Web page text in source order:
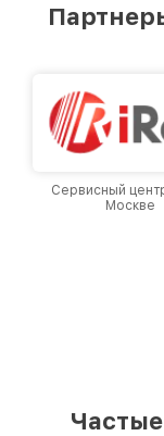
лучшим
Сервисный
Москве